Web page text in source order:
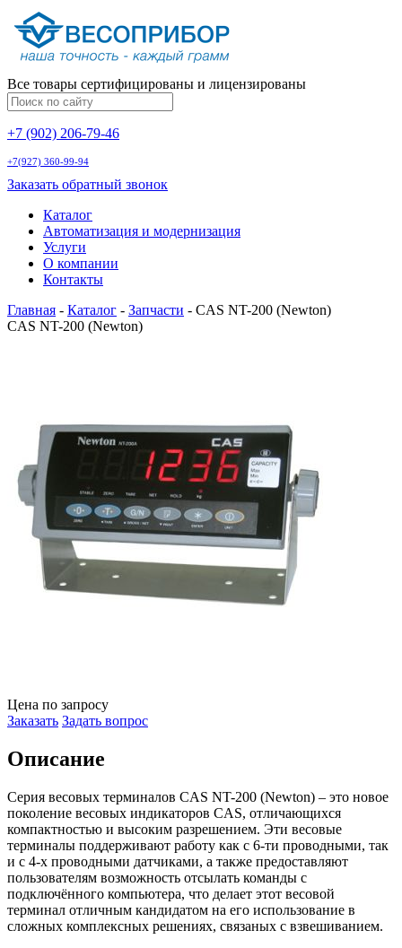
Все товары сертифицированы и лицензированы
+7 (902) 206-79-46
+7(927) 360-99-94
Заказать обратный звонок
Каталог
Автоматизация и модернизация
Услуги
О компании
Контакты
Главная - Каталог - Запчасти - CAS NT-200 (Newton)
CAS NT-200 (Newton)
Цена по запросу
Заказать Задать вопрос
Описание
Серия весовых терминалов CAS NT-200 (Newton) – это новое
поколение весовых индикаторов CAS, отличающихся
компактностью и высоким разрешением. Эти весовые
терминалы поддерживают работу как с 6-ти проводными, так
и с 4-х проводными датчиками, а также предоставляют
пользователям возможность отсылать команды с
подключённого компьютера, что делает этот весовой
терминал отличным кандидатом на его использование в
сложных комплексных решениях, связаных с взвешиванием.